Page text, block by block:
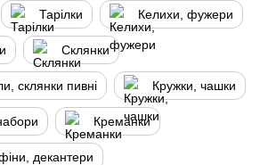
Тарілки Келихи, фужери
Склянки
склянки пивні Кружки, чашки
Креманки
декантери